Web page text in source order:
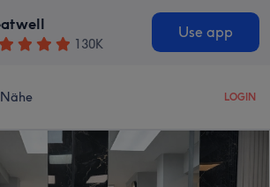
130K
Use app
LOGIN